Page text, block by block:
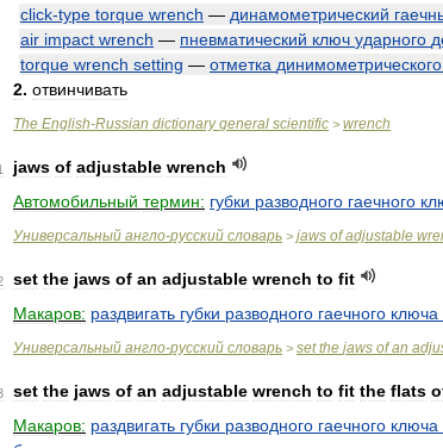
click-type torque wrench — динамометрический
air impact wrench — пневматический ключ ударного
torque wrench setting — отметка динимометрического
2. отвинчивать
The English-Russian dictionary general scientific > wrench
jaws of adjustable wrench
Автомобильный термин: губки разводного гаечного
Универсальный англо-русский словарь > jaws of adjustable
set the jaws of an adjustable wrench to fit
Макаров: раздвигать губки разводного гаечного ключа
Универсальный англо-русский словарь > set the jaws of an
set the jaws of an adjustable wrench to fit the flats
Макаров: раздвигать губки разводного гаечного ключа